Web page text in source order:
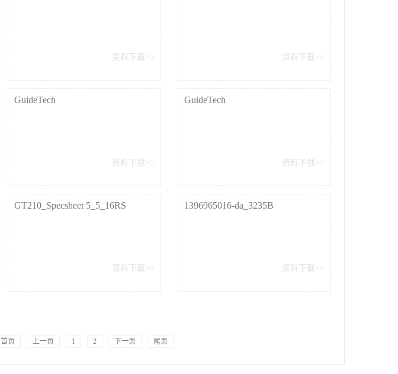
资料下载>> 资料下载>>
GuideTech
资料下载>>
GuideTech
资料下载>>
GT210_Specsheet 5_5_16RS
资料下载>>
1396965016-da_3235B
资料下载>>
首页 上一页 1 2 下一页 尾页